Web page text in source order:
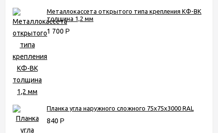
Металлокассета открытого типа крепления КФ-ВК
толщина 1,2 мм
1 700 Р
Планка угла наружного сложного 75х75х3000 RAL
840 Р